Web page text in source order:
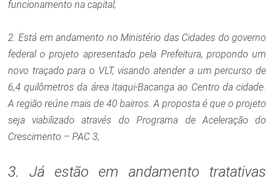
funcionamento na capital;
2. Está em andamento no Ministério das Cidades do governo
federal o projeto apresentado pela Prefeitura, propondo um
novo traçado para o VLT, visando atender a um percurso de
6,4 quilômetros da área Itaqui-Bacanga ao Centro da cidade.
A região reúne mais de 40 bairros. A proposta é que o projeto
seja viabilizado através do Programa de Aceleração do
Crescimento – PAC 3;
3. Já estão em andamento tratativas